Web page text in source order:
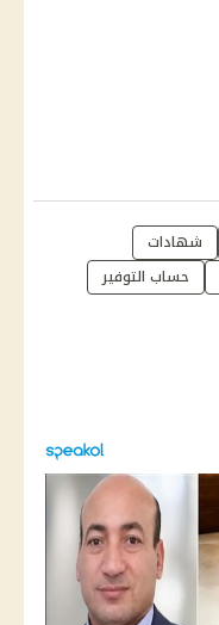
شهادات
حساب التوفير